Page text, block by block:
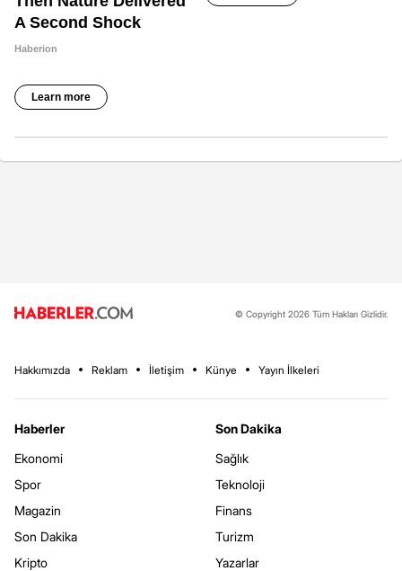
© Copyright 2026 Tüm Hakları Gizlidir.
Hakkımızda Reklam İletişim Künye Yayın İlkeleri
Haberler
Ekonomi
Spor
Magazin
Son Dakika
Kripto
Son Dakika
Sağlık
Teknoloji
Finans
Turizm
Yazarlar